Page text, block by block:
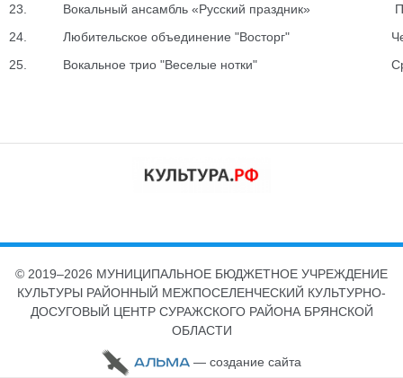
23.
Вокальный ансамбль «Русский праздник»
24.
Любительское объединение "Восторг"
25.
Вокальное трио "Веселые нотки"
© 2019–2026 МУНИЦИПАЛЬНОЕ БЮДЖЕТНОЕ УЧРЕЖДЕНИЕ
КУЛЬТУРЫ РАЙОННЫЙ МЕЖПОСЕЛЕНЧЕСКИЙ КУЛЬТУРНО-
ДОСУГОВЫЙ ЦЕНТР СУРАЖСКОГО РАЙОНА БРЯНСКОЙ
ОБЛАСТИ
— cоздание сайта